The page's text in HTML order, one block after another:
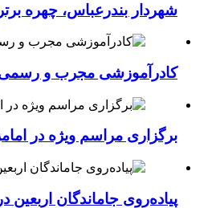
شهردار بندرعباس، چهره
کادرآموزشی مجرب و رسمی
برگزاری مراسم ویژه در
پیاده‌روی جاماندگان اربعین